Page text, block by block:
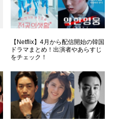
【Netflix】4月から配信開始の韓国
ドラマまとめ！出演者やあらすじ
をチェック！